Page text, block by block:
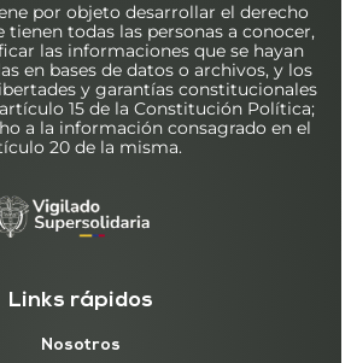
por objeto desarrollar el derecho
todas las personas a conocer,
las informaciones que se hayan
en bases de datos o archivos, y los
y garantías constitucionales
15 de la Constitución Política;
a la información consagrado en el
20 de la misma.
Links rápidos
Nosotros